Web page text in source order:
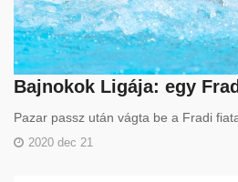
Bajnokok Ligája: egy
Pazar passz után vágta be a Fradi
2020 dec 21